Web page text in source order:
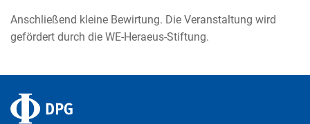
Anschließend kleine Bewirtung. Die Veranstaltung wird
gefördert durch die WE-Heraeus-Stiftung.